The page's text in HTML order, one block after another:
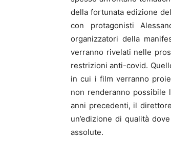
della fortunata edizione
con protagonisti
organizzatori della
verranno rivelati nelle
restrizioni anti-covid.
in cui i film verranno
non renderanno possibile
anni precedenti, il
un’edizione di qualità
assolute.